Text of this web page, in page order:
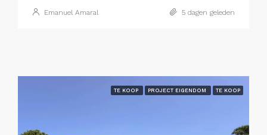
Emanuel Amaral 5 dagen geleden
TE KOOP PROJECT EIGENDOM TE KOOP